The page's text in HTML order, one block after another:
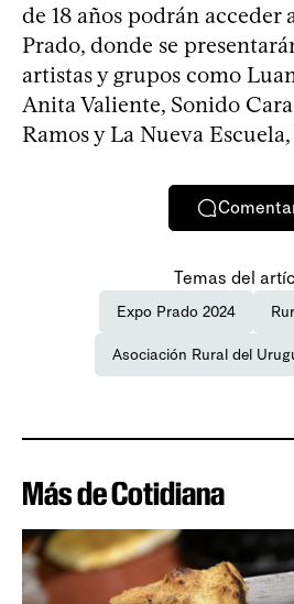
de 18 años podrán acceder
Prado, donde se
artistas y grupos como
Anita Valiente, Sonido
Ramos y La Nueva
Temas del
Expo Prado 2024
Asociación Rural del
Más de Cotidiana